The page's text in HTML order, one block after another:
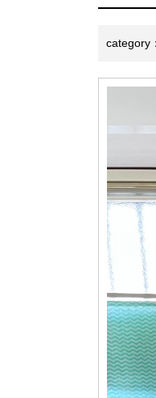
category：